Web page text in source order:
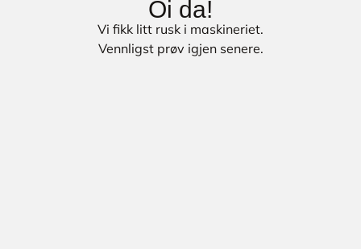
Oi da!
Vi fikk litt rusk i maskineriet.
Vennligst prøv igjen senere.